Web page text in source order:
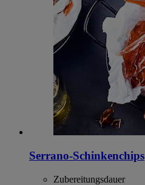
Serrano-Schinkenchips
Zubereitungsdauer